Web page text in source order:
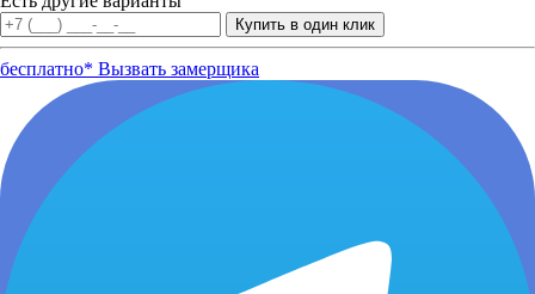
бесплатно* Вызвать замерщика